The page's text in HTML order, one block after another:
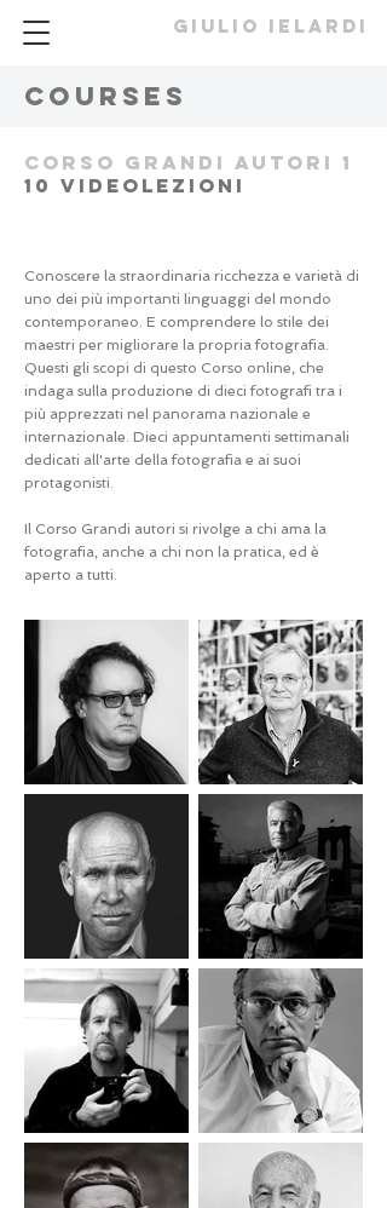
GIULIO IELARDI
courses
CORSO grandi autori 1
10 videolezioni
Conoscere la straordinaria ricchezza e varietà di
uno dei più importanti linguaggi del mondo
contemporaneo. E comprendere lo stile dei
maestri per migliorare la propria fotografia.
Questi gli scopi di questo Corso online, che
indaga sulla produzione di dieci fotografi tra i
più apprezzati nel panorama nazionale e
internazionale. Dieci appuntamenti settimanali
dedicati all'arte della fotografia e ai suoi
protagonisti.
Il Corso Grandi autori si rivolge a chi ama la
fotografia, anche a chi non la pratica, ed è
aperto a tutti.